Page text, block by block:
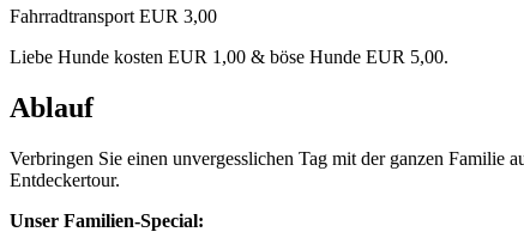
Fahrradtransport EUR 3,00
Liebe Hunde kosten EUR 1,00 & böse Hunde EUR 5,00.
Ablauf
Verbringen Sie einen unvergesslichen Tag mit der ganzen Familie
Entdeckertour.
Unser Familien-Special: